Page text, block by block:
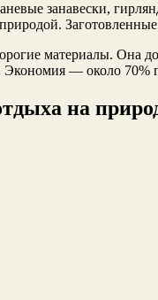
занавески,
материалы.
Экономия — около
на